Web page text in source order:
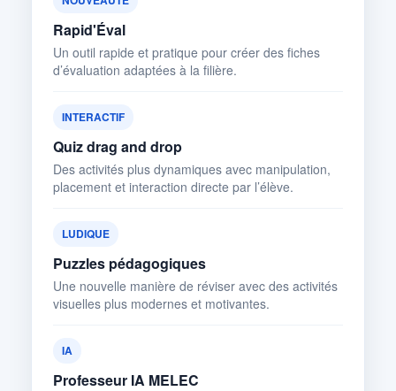
Rapid'Éval
Un outil rapide et pratique pour créer des fiches
d’évaluation adaptées à la filière.
INTERACTIF
Quiz drag and drop
Des activités plus dynamiques avec manipulation,
placement et interaction directe par l’élève.
LUDIQUE
Puzzles pédagogiques
Une nouvelle manière de réviser avec des activités
visuelles plus modernes et motivantes.
IA
Professeur IA MELEC